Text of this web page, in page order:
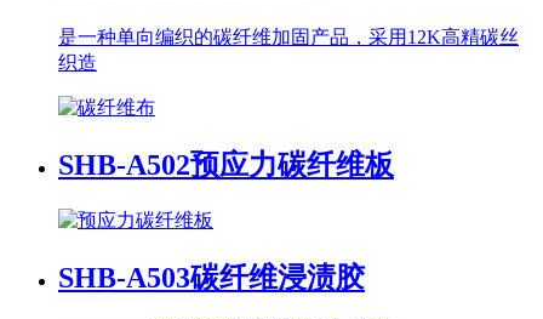
是一种单向编织的碳纤维加固产品，采用12K高精碳丝
织造
SHB-A502预应力碳纤维板
SHB-A503碳纤维浸渍胶